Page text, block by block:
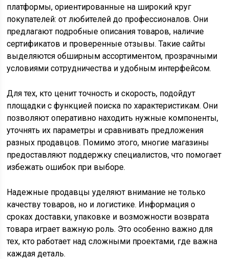
платформы, ориентированные на широкий круг
покупателей: от любителей до профессионалов. Они
предлагают подробные описания товаров, наличие
сертификатов и проверенные отзывы. Такие сайты
выделяются обширным ассортиментом, прозрачными
условиями сотрудничества и удобным интерфейсом.
Для тех, кто ценит точность и скорость, подойдут
площадки с функцией поиска по характеристикам. Они
позволяют оперативно находить нужные компоненты,
уточнять их параметры и сравнивать предложения
разных продавцов. Помимо этого, многие магазины
предоставляют поддержку специалистов, что помогает
избежать ошибок при выборе.
Надежные продавцы уделяют внимание не только
качеству товаров, но и логистике. Информация о
сроках доставки, упаковке и возможности возврата
товара играет важную роль. Это особенно важно для
тех, кто работает над сложными проектами, где важна
каждая деталь.